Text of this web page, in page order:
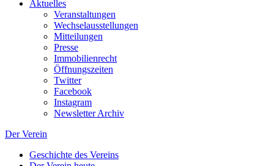
Aktuelles
Veranstaltungen
Wechselausstellungen
Mitteilungen
Presse
Immobilienrecht
Öffnungszeiten
Twitter
Facebook
Instagram
Newsletter Archiv
Der Verein
Geschichte des Vereins